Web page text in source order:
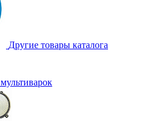
Другие товары каталога